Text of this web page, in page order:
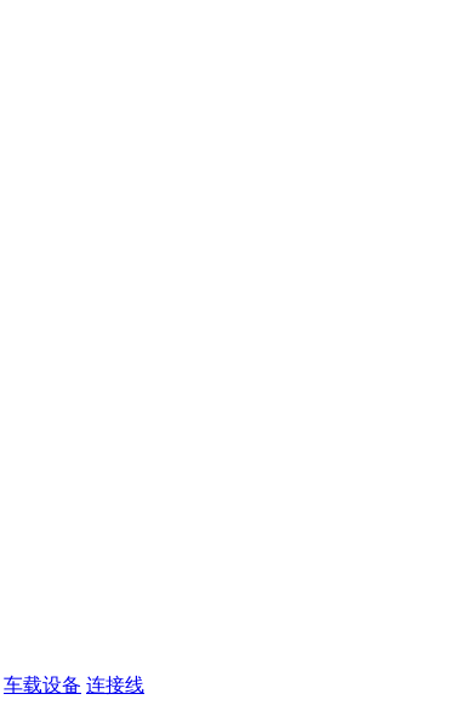
车载设备 连接线